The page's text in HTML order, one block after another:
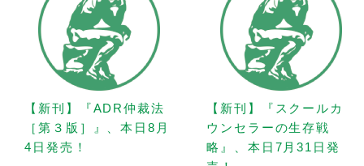
【新刊】『ADR仲裁法
［第３版］』、本日8月
4日発売！
【新刊】『スクールカ
ウンセラーの生存戦
略』、本日7月31日発